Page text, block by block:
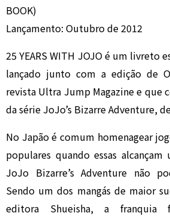
BOOK)
Lançamento: Outubro de 2012
25 YEARS WITH JOJO é um livreto
lançado junto com a edição de
revista Ultra Jump Magazine e que
da série JoJo’s Bizarre Adventure,
No Japão é comum homenagear
populares quando essas
JoJo Bizarre’s Adventure não
Sendo um dos mangás de maior
editora Shueisha, a franquia